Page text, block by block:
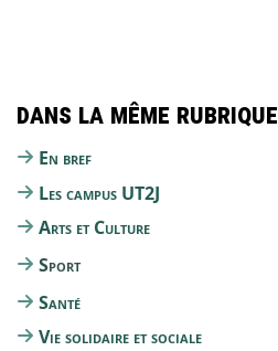
Dans la même rubrique
En bref
Les campus UT2J
Arts et Culture
Sport
Santé
Vie solidaire et sociale